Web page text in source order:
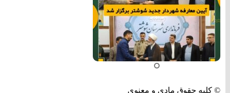
© کلیه حقوق مادی و معنوی